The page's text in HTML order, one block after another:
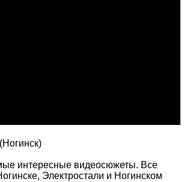
интересные видеосюжеты. Все
Электростали и Ногинском